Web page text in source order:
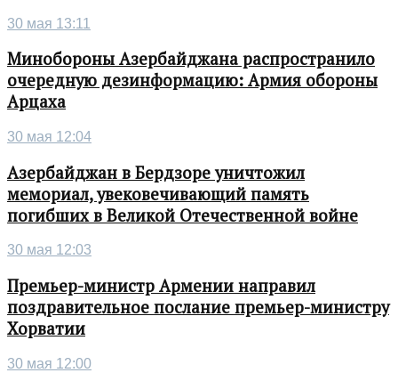
30 мая 13:11
Минобороны Азербайджана распространило
очередную дезинформацию: Армия обороны
Арцаха
30 мая 12:04
Азербайджан в Бердзоре уничтожил
мемориал, увековечивающий память
погибших в Великой Отечественной войне
30 мая 12:03
Премьер-министр Армении направил
поздравительное послание премьер-министру
Хорватии
30 мая 12:00